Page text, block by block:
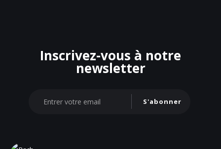
Inscrivez-vous à notre
newsletter
S'abonner